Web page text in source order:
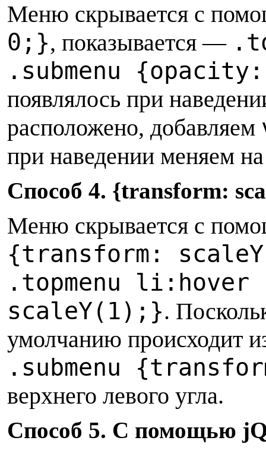
Меню скрывается с
0;}, показывается —
.submenu
появлялось при
расположено, добавляем
при наведении меняем
Способ 4. {transform:
Меню скрывается с
{transform:
.topmenu li:hover
scaleY(1);}.
умолчанию происходит
.submenu
верхнего левого угла.
Способ 5. С помощью